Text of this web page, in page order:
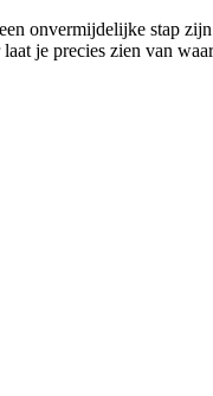
onvermijdelijke stap
je precies zien van